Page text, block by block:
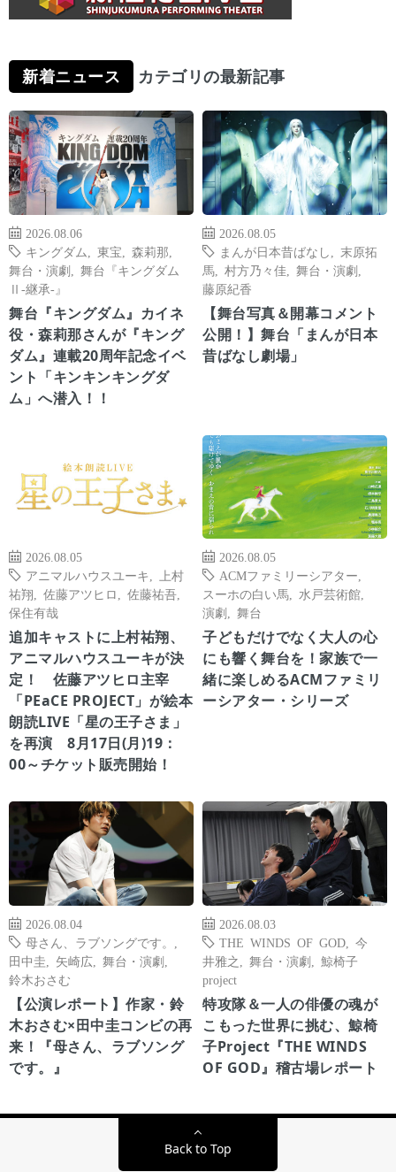
新着ニュース カテゴリの最新記事
2026.08.06
キングダム
東宝 森莉那
舞台・演劇
舞台『キングダム
Ⅱ-継承-』
舞台『キングダム』カイネ
役・森莉那さんが『キング
ダム』連載20周年記念イベ
ント「キンキンキングダ
ム」へ潜入！！
2026.08.05
まんが日本昔ばなし
末原拓
馬
村方乃々佳 舞台・演劇
藤原紀香
【舞台写真＆開幕コメント
公開！】舞台「まんが日本
昔ばなし劇場」
2026.08.05
アニマルハウスユーキ
上村
祐翔
佐藤アツヒロ 佐藤祐吾
保住有哉
追加キャストに上村祐翔、
アニマルハウスユーキが決
定！ 佐藤アツヒロ主宰
「PEaCE PROJECT」が絵本
朗読LIVE「星の王子さま」
を再演 8月17日(月)19：
00～チケット販売開始！
2026.08.05
ACMファミリーシアター
スーホの白い馬
水戸芸術館
演劇
舞台
子どもだけでなく大人の心
にも響く舞台を！家族で一
緒に楽しめるACMファミリ
ーシアター・シリーズ
2026.08.04
母さん、ラブソングです。
田中圭
矢崎広 舞台・演劇
鈴木おさむ
【公演レポート】作家・鈴
木おさむ×田中圭コンビの再
来！『母さん、ラブソング
です。』
2026.08.03
THE WINDS OF GOD
今
井雅之
舞台・演劇
鯨椅子
project
特攻隊＆一人の俳優の魂が
こもった世界に挑む、鯨椅
子Project『THE WINDS
OF GOD』稽古場レポート
Back to Top